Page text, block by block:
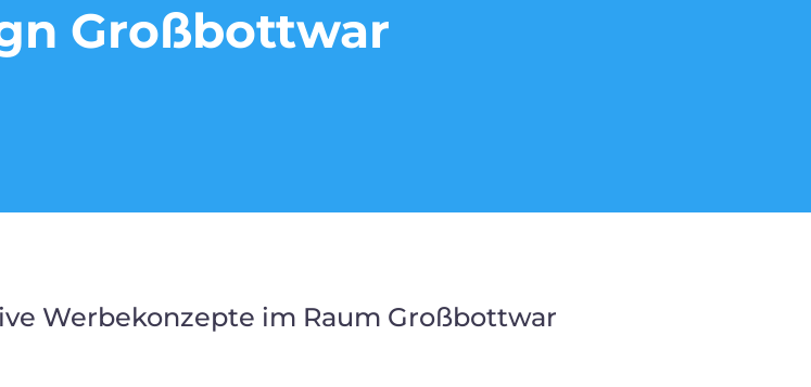
Großbottwar
Werbekonzepte im Raum Großbottwar